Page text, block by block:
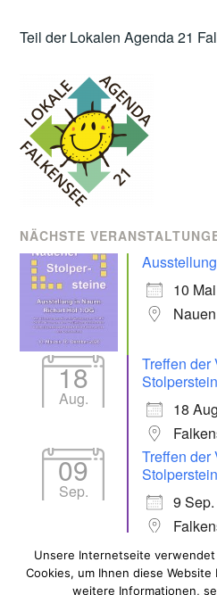
Teil der Lokalen Agenda 21
NÄCHSTE
10
Nauen
18
Aug.
Treffen der
18
09
Sep.
Treffen der
9
ALLE
Unsere Internetseite
Cookies, um Ihnen diese
weitere Informationen,